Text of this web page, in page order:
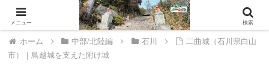
山城ウェルネスへようこそ。
ホーム 中部/北陸編 石川
二曲城（石川県白山
市）｜鳥越城を支えた附け城
メニュー 検索